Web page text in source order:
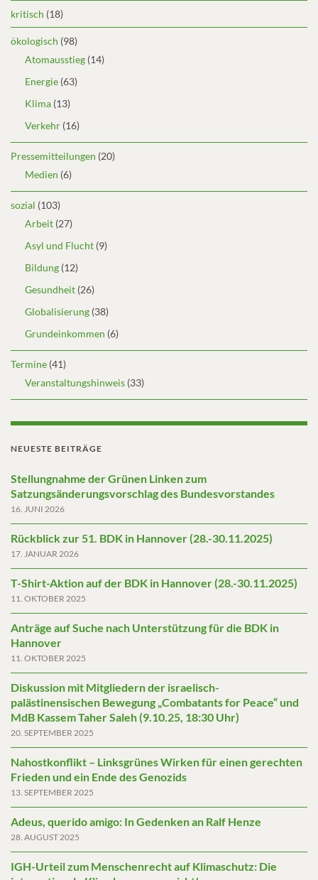
kritisch (18)
ökologisch (98)
Atomausstieg (14)
Energie (63)
Klima (13)
Verkehr (16)
Pressemitteilungen (20)
Medien (6)
sozial (103)
Arbeit (27)
Asyl und Flucht (9)
Bildung (12)
Gesundheit (26)
Globalisierung (38)
Grundeinkommen (6)
Termine (41)
Veranstaltungshinweis (33)
NEUESTE BEITRÄGE
Stellungnahme der Grünen Linken zum
Satzungsänderungsvorschlag des Bundesvorstandes
16. JUNI 2026
Rückblick zur 51. BDK in Hannover (28.-30.11.2025)
17. JANUAR 2026
T-Shirt-Aktion auf der BDK in Hannover (28.-30.11.2025)
11. OKTOBER 2025
Anträge auf Suche nach Unterstützung für die BDK in
Hannover
11. OKTOBER 2025
Diskussion mit Mitgliedern der israelisch-
palästinensischen Bewegung „Combatants for Peace“ und
MdB Kassem Taher Saleh (9.10.25, 18:30 Uhr)
20. SEPTEMBER 2025
Nahostkonflikt – Linksgrünes Wirken für einen gerechten
Frieden und ein Ende des Genozids
13. SEPTEMBER 2025
Adeus, querido amigo: In Gedenken an Ralf Henze
28. AUGUST 2025
IGH-Urteil zum Menschenrecht auf Klimaschutz: Die